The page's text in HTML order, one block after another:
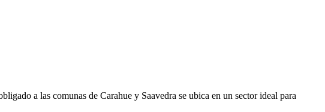
a las comunas de Carahue y Saavedra se ubica en un sector ideal para